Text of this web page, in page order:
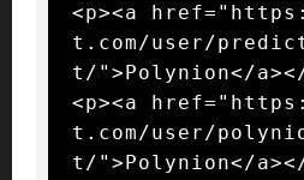
<p><a
t.com/user/
t/">Polynion</
<p><a
t.com/user/
t/">Polynion</